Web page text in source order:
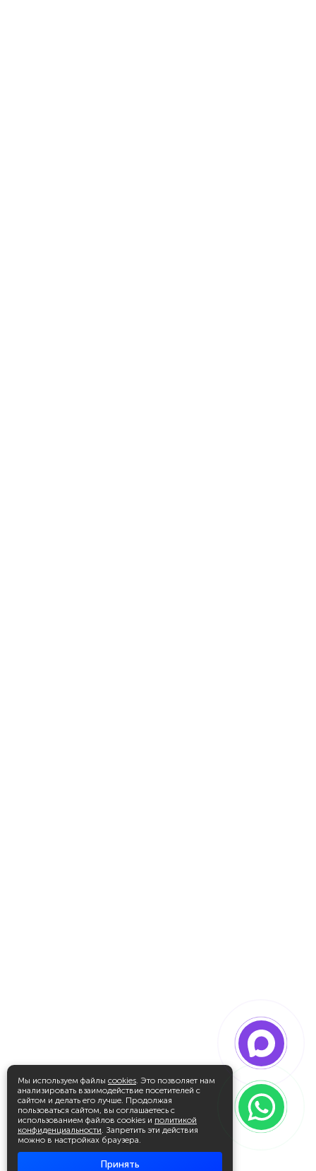
Мы используем файлы cookies. Это позволяет нам
анализировать взаимодействие посетителей с
сайтом и делать его лучше. Продолжая
пользоваться сайтом, вы соглашаетесь с
использованием файлов cookies и политикой
конфиденциальности. Запретить эти действия
можно в настройках браузера.
Принять